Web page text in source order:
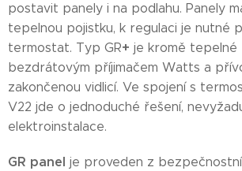
postavit panely i na podlahu. Panely
tepelnou pojistku, k regulaci je nutné
termostat. Typ GR+ je kromě tepelné
bezdrátovým příjimačem Watts a
zakončenou vidlicí. Ve spojení s
V22 jde o jednoduché řešení,
elektroinstalace.
GR panel je proveden z